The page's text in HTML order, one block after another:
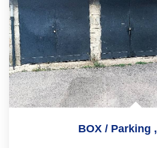
Espace Gestion
BOX / Parking ,